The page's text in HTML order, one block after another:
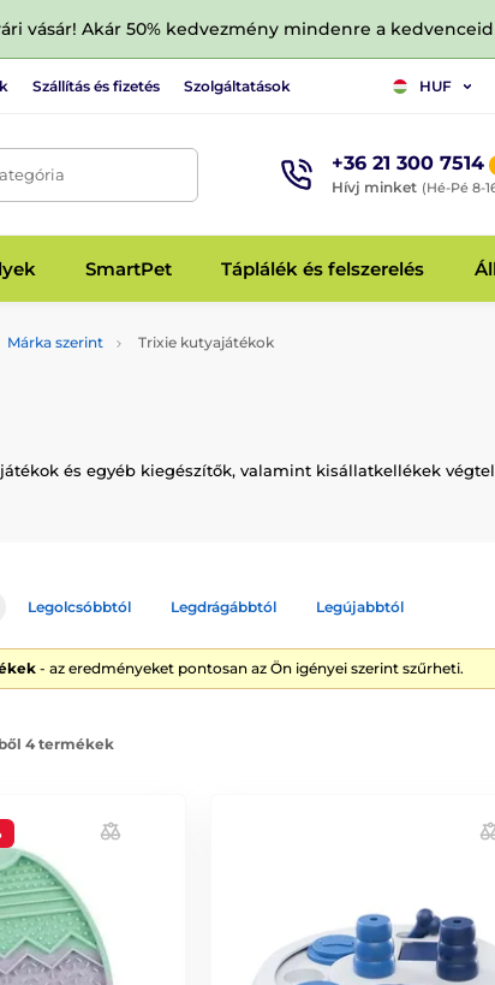
vásár! Akár 50% kedvezmény mindenre a
Szállítás és fizetés Szolgáltatások HUF
+36 21 300 7514
Hívj minket (Hé-Pé 8-
SmartPet Táplálék és felszerelés
Márka szerint Trixie kutyajátékok
és egyéb kiegészítők, valamint kisállatkellékek
Legolcsóbbtól Legdrágábbtól Legújabbtól
- az eredményeket pontosan az Ön igényei szerint szűrheti.
4 termékek